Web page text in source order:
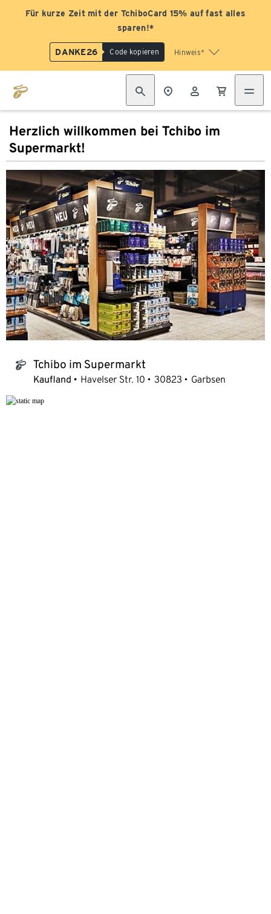
Für kurze Zeit mit der TchiboCard 15% auf fast alles
sparen!*
DANKE26 Code kopieren Hinweis*
Herzlich willkommen bei Tchibo im
Supermarkt!
tchibo_logo Tchibo im Supermarkt
Kaufland Havelser Str. 10 30823 Garbsen